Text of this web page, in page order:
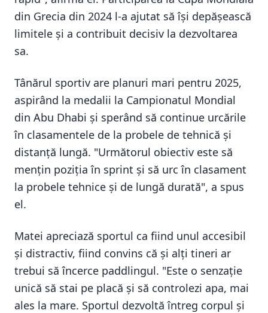
din Grecia din 2024 l-a ajutat să își depășească
limitele și a contribuit decisiv la dezvoltarea
sa.
Tânărul sportiv are planuri mari pentru 2025,
aspirând la medalii la Campionatul Mondial
din Abu Dhabi și sperând să continue urcările
în clasamentele de la probele de tehnică și
distanță lungă. "Următorul obiectiv este să
mențin poziția în sprint și să urc în clasament
la probele tehnice și de lungă durată", a spus
el.
Matei apreciază sportul ca fiind unul accesibil
și distractiv, fiind convins că și alți tineri ar
trebui să încerce paddlingul. "Este o senzație
unică să stai pe placă și să controlezi apa, mai
ales la mare. Sportul dezvoltă întreg corpul și